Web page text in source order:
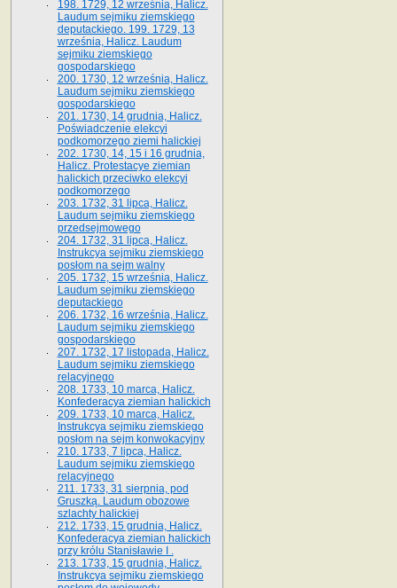
198. 1729, 12 września, Halicz.
Laudum sejmiku ziemskiego
deputackiego. 199. 1729, 13
września, Halicz. Laudum
sejmiku ziemskiego
gospodarskiego
200. 1730, 12 września, Halicz.
Laudum sejmiku ziemskiego
gospodarskiego
201. 1730, 14 grudnia, Halicz.
Poświadczenie elekcyi
podkomorzego ziemi halickiej
202. 1730, 14, 15 i 16 grudnia,
Halicz. Protestacye ziemian
halickich przeciwko elekcyi
podkomorzego
203. 1732, 31 lipca, Halicz.
Laudum sejmiku ziemskiego
przedsejmowego
204. 1732, 31 lipca, Halicz.
Instrukcya sejmiku ziemskiego
posłom na sejm walny
205. 1732, 15 września, Halicz.
Laudum sejmiku ziemskiego
deputackiego
206. 1732, 16 września, Halicz.
Laudum sejmiku ziemskiego
gospodarskiego
207. 1732, 17 listopada, Halicz.
Laudum sejmiku ziemskiego
relacyjnego
208. 1733, 10 marca, Halicz.
Konfederacya ziemian halickich­
209. 1733, 10 marca, Halicz.
Instrukcya sejmiku ziemskiego
posłom na sejm konwokacyjny
210. 1733, 7 lipca, Halicz.
Laudum sejmiku ziemskiego
relacyjnego
211. 1733, 31 sierpnia, pod
Gruszką. Laudum obozowe
szlachty halickiej
212. 1733, 15 grudnia, Halicz.
Konfederacya ziemian halickich
przy królu Stanisławie I .
213. 1733, 15 grudnia, Halicz.
Instrukcya sejmiku ziemskiego